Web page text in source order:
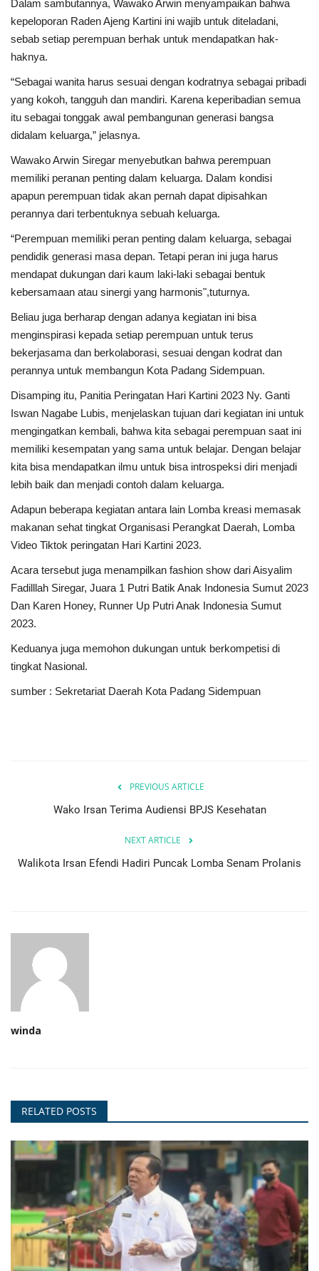
Dalam sambutannya, Wawako Arwin menyampaikan bahwa
kepeloporan Raden Ajeng Kartini ini wajib untuk diteladani,
sebab setiap perempuan berhak untuk mendapatkan hak-
haknya.
“Sebagai wanita harus sesuai dengan kodratnya sebagai pribadi
yang kokoh, tangguh dan mandiri. Karena keperibadian semua
itu sebagai tonggak awal pembangunan generasi bangsa
didalam keluarga,” jelasnya.
Wawako Arwin Siregar menyebutkan bahwa perempuan
memiliki peranan penting dalam keluarga. Dalam kondisi
apapun perempuan tidak akan pernah dapat dipisahkan
perannya dari terbentuknya sebuah keluarga.
“Perempuan memiliki peran penting dalam keluarga, sebagai
pendidik generasi masa depan. Tetapi peran ini juga harus
mendapat dukungan dari kaum laki-laki sebagai bentuk
kebersamaan atau sinergi yang harmonis",tuturnya.
Beliau juga berharap dengan adanya kegiatan ini bisa
menginspirasi kepada setiap perempuan untuk terus
bekerjasama dan berkolaborasi, sesuai dengan kodrat dan
perannya untuk membangun Kota Padang Sidempuan.
Disamping itu, Panitia Peringatan Hari Kartini 2023 Ny. Ganti
Iswan Nagabe Lubis, menjelaskan tujuan dari kegiatan ini untuk
mengingatkan kembali, bahwa kita sebagai perempuan saat ini
memiliki kesempatan yang sama untuk belajar. Dengan belajar
kita bisa mendapatkan ilmu untuk bisa introspeksi diri menjadi
lebih baik dan menjadi contoh dalam keluarga.
Adapun beberapa kegiatan antara lain Lomba kreasi memasak
makanan sehat tingkat Organisasi Perangkat Daerah, Lomba
Video Tiktok peringatan Hari Kartini 2023.
Acara tersebut juga menampilkan fashion show dari Aisyalim
Fadilllah Siregar, Juara 1 Putri Batik Anak Indonesia Sumut 2023
Dan Karen Honey, Runner Up Putri Anak Indonesia Sumut
2023.
Keduanya juga memohon dukungan untuk berkompetisi di
tingkat Nasional.
sumber : Sekretariat Daerah Kota Padang Sidempuan
PREVIOUS ARTICLE
Wako Irsan Terima Audiensi BPJS Kesehatan
NEXT ARTICLE
Walikota Irsan Efendi Hadiri Puncak Lomba Senam Prolanis
winda
RELATED POSTS